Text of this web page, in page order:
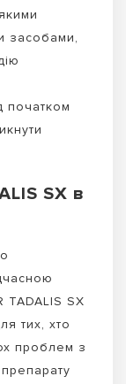
засобами,
початком
SX в
TADALIS SX
тих, хто
проблем з